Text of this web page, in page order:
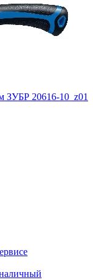
ЗУБР 20616-10_z01